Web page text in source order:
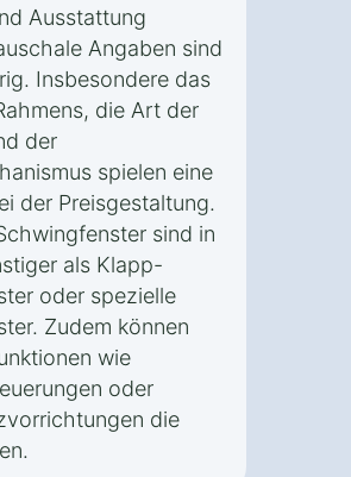
Ausstattung
Angaben sind
Insbesondere das
die Art der
der
spielen eine
der Preisgestaltung.
sind in
als Klapp-
oder spezielle
Zudem können
wie
oder
die